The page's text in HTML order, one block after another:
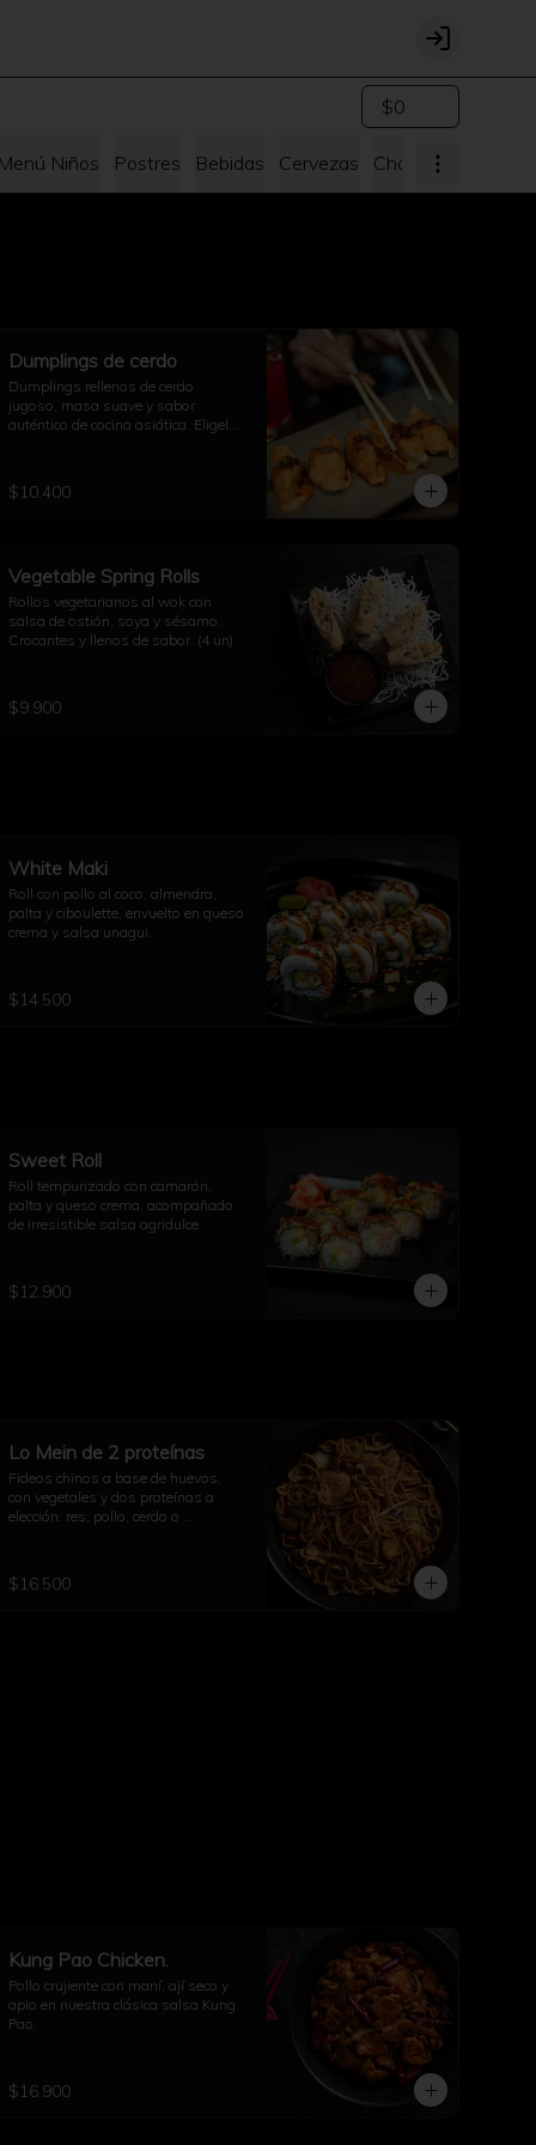
Login
$0
Menú Niños Postres Bebidas Cervezas Chang's for me
Dumplings de cerdo
Dumplings rellenos de cerdo
jugoso, masa suave y sabor
auténtico de cocina asiática. Eligelos
$10.400
Vegetable Spring Rolls
Rollos vegetarianos al wok con
salsa de ostión, soya y sésamo.
Crocantes y llenos de sabor. (4 un)
$9.900
White Maki
Roll con pollo al coco, almendra,
palta y ciboulette, envuelto en queso
crema y salsa unagui.
$14.500
Sweet Roll
Roll tempurizado con camarón,
palta y queso crema, acompañado
de irresistible salsa agridulce.
$12.900
Lo Mein de 2 proteínas
Fideos chinos a base de huevos,
con vegetales y dos proteínas a
elección: res, pollo, cerdo o
$16.500
Kung Pao Chicken.
Pollo crujiente con maní, ají seco y
apio en nuestra clásica salsa Kung
Pao.
$16.900